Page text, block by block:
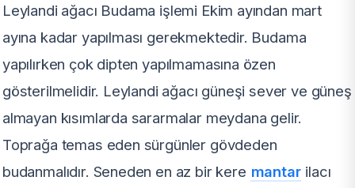
Leylandi ağacı Budama işlemi Ekim ayından mart
ayına kadar yapılması gerekmektedir. Budama
yapılırken çok dipten yapılmamasına özen
gösterilmelidir. Leylandi ağacı güneşi sever ve güneş
almayan kısımlarda sararmalar meydana gelir.
Toprağa temas eden sürgünler gövdeden
budanmalıdır. Seneden en az bir kere mantar ilacı